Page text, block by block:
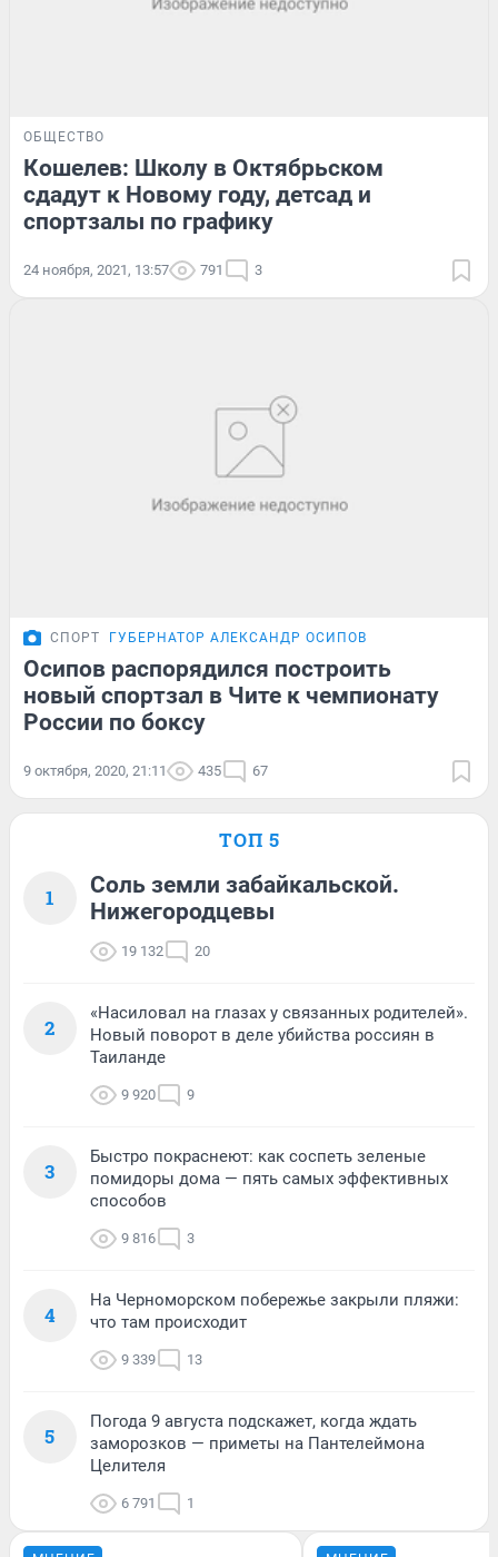
ОБЩЕСТВО
Кошелев: Школу в Октябрьском
сдадут к Новому году, детсад и
спортзалы по графику
24 ноября, 2021, 13:57 791 3
СПОРТ ГУБЕРНАТОР АЛЕКСАНДР ОСИПОВ
Осипов распорядился построить
новый спортзал в Чите к чемпионату
России по боксу
9 октября, 2020, 21:11 435 67
ТОП 5
1
Соль земли забайкальской.
Нижегородцевы
19 132 20
2
«Насиловал на глазах у связанных родителей».
Новый поворот в деле убийства россиян в
Таиланде
9 920 9
3
Быстро покраснеют: как соспеть зеленые
помидоры дома — пять самых эффективных
способов
9 816 3
4
На Черноморском побережье закрыли пляжи:
что там происходит
9 339 13
5
Погода 9 августа подскажет, когда ждать
заморозков — приметы на Пантелеймона
Целителя
6 791 1